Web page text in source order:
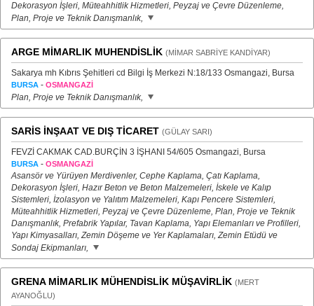
Dekorasyon İşleri, Müteahhitlik Hizmetleri, Peyzaj ve Çevre Düzenleme,
Plan, Proje ve Teknik Danışmanlık,
ARGE MİMARLIK MUHENDİSLİK (MİMAR SABRİYE KANDİYAR)
Sakarya mh Kıbrıs Şehitleri cd Bilgi İş Merkezi N:18/133 Osmangazi, Bursa
BURSA - OSMANGAZİ
Plan, Proje ve Teknik Danışmanlık,
SARİS İNŞAAT VE DIŞ TİCARET (GÜLAY SARI)
FEVZİ CAKMAK CAD.BURÇİN 3 İŞHANI 54/605 Osmangazi, Bursa
BURSA - OSMANGAZİ
Asansör ve Yürüyen Merdivenler, Cephe Kaplama, Çatı Kaplama,
Dekorasyon İşleri, Hazır Beton ve Beton Malzemeleri, İskele ve Kalıp
Sistemleri, İzolasyon ve Yalıtım Malzemeleri, Kapı Pencere Sistemleri,
Müteahhitlik Hizmetleri, Peyzaj ve Çevre Düzenleme, Plan, Proje ve Teknik
Danışmanlık, Prefabrik Yapılar, Tavan Kaplama, Yapı Elemanları ve Profilleri,
Yapı Kimyasalları, Zemin Döşeme ve Yer Kaplamaları, Zemin Etüdü ve
Sondaj Ekipmanları,
GRENA MİMARLIK MÜHENDİSLİK MÜŞAVİRLİK (MERT
AYANOĞLU)